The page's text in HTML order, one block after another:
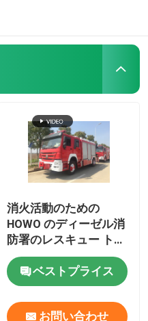
消火活動のための
HOWO のディーゼル消
防署のレスキュー トラ
ック 4x2 350hp
ベストプライス
お問い合わせ